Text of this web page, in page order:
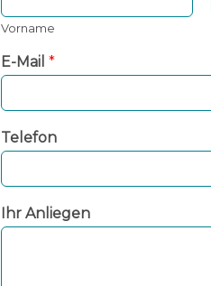
Vorname
E-Mail *
Telefon
Ihr Anliegen